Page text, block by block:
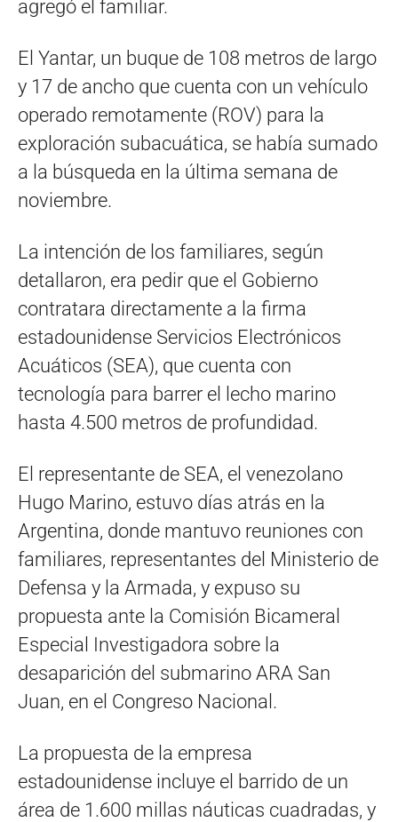
agregó el familiar.
El Yantar, un buque de 108 metros de largo
y 17 de ancho que cuenta con un vehículo
operado remotamente (ROV) para la
exploración subacuática, se había sumado
a la búsqueda en la última semana de
noviembre.
La intención de los familiares, según
detallaron, era pedir que el Gobierno
contratara directamente a la firma
estadounidense Servicios Electrónicos
Acuáticos (SEA), que cuenta con
tecnología para barrer el lecho marino
hasta 4.500 metros de profundidad.
El representante de SEA, el venezolano
Hugo Marino, estuvo días atrás en la
Argentina, donde mantuvo reuniones con
familiares, representantes del Ministerio de
Defensa y la Armada, y expuso su
propuesta ante la Comisión Bicameral
Especial Investigadora sobre la
desaparición del submarino ARA San
Juan, en el Congreso Nacional.
La propuesta de la empresa
estadounidense incluye el barrido de un
área de 1.600 millas náuticas cuadradas, y